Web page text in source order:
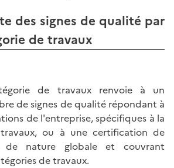
des signes de qualité par
de travaux
de travaux renvoie à un
de signes de qualité répondant à
de l'entreprise, spécifiques à la
ou à une certification de
de nature globale et couvrant
de travaux.